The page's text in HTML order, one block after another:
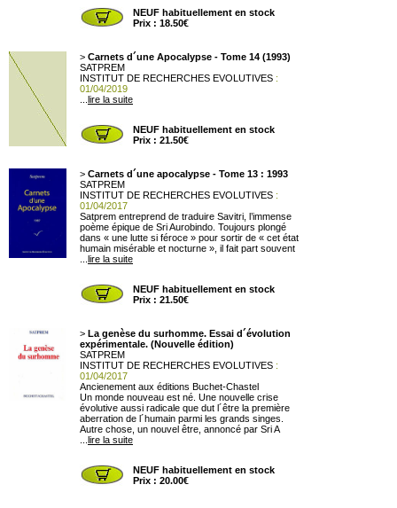
NEUF habituellement en stock
Prix : 18.50€
> Carnets d´une Apocalypse - Tome 14 (1993)
SATPREM
INSTITUT DE RECHERCHES EVOLUTIVES :
01/04/2019
lire la suite
NEUF habituellement en stock
Prix : 21.50€
> Carnets d´une apocalypse - Tome 13 : 1993
SATPREM
INSTITUT DE RECHERCHES EVOLUTIVES :
01/04/2017
Satprem entreprend de traduire Savitri, l’immense
poème épique de Sri Aurobindo. Toujours plongé
dans « une lutte si féroce » pour sortir de « cet état
humain misérable et nocturne », il fait part souvent
lire la suite
NEUF habituellement en stock
Prix : 21.50€
> La genèse du surhomme. Essai d´évolution
expérimentale. (Nouvelle édition)
SATPREM
INSTITUT DE RECHERCHES EVOLUTIVES :
01/04/2017
Ancienement aux éditions Buchet-Chastel
Un monde nouveau est né. Une nouvelle crise
évolutive aussi radicale que dut l´être la première
aberration de l´humain parmi les grands singes.
Autre chose, un nouvel être, annoncé par Sri A
lire la suite
NEUF habituellement en stock
Prix : 20.00€